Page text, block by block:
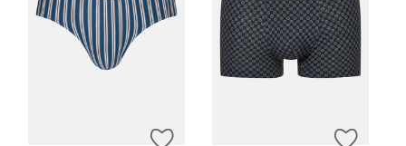
ZUR WUNSCHLISTE HINZUFÜGEN
ZUR